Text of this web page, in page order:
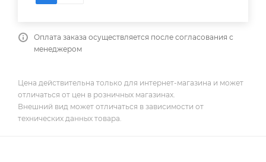
Оплата заказа осуществляется после согласования с
менеджером
Цена действительна только для интернет-магазина и может
отличаться от цен в розничных магазинах.
Внешний вид может отличаться в зависимости от
технических данных товара.